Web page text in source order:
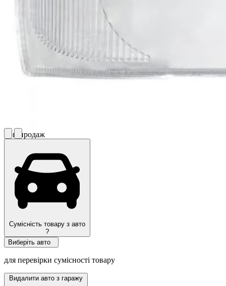
Топ продаж
Сумісність товару з авто
?
Виберіть авто
для перевірки сумісності товару
Видалити авто з гаражу